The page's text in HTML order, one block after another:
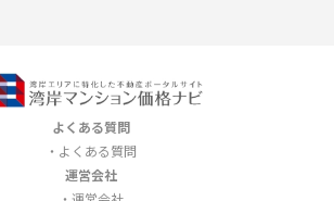
よくある質問
よくある質問
運営会社